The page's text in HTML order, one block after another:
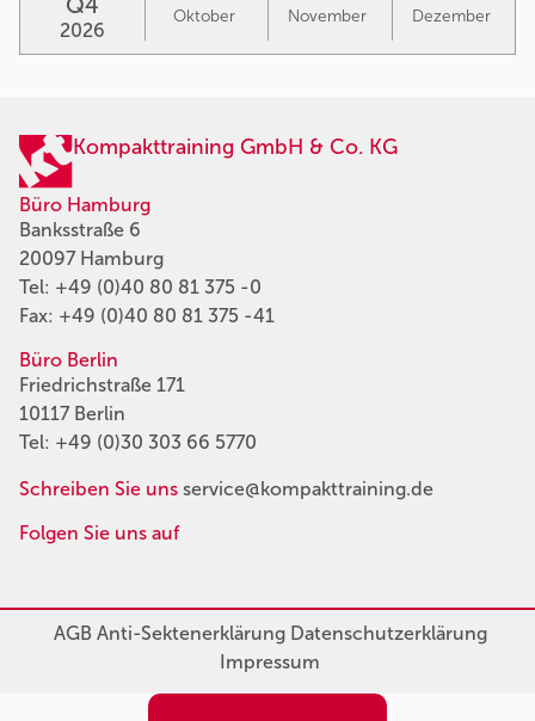
2026
Oktober November Dezember
Kompakttraining GmbH & Co. KG
Büro Hamburg
Banksstraße 6
20097 Hamburg
Tel: +49 (0)40 80 81 375 -0
Fax: +49 (0)40 80 81 375 -41
Büro Berlin
Friedrichstraße 171
10117 Berlin
Tel: +49 (0)30 303 66 5770
Schreiben Sie uns service@kompakttraining.de
Folgen Sie uns auf
AGBAnti-SektenerklärungDatenschutzerklärung
Impressum